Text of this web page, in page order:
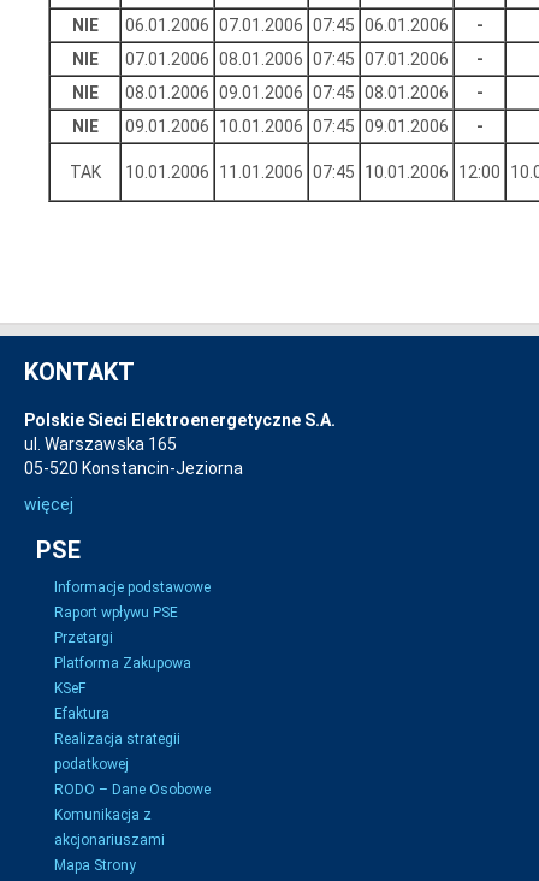
NIE
06.01.2006 07.01.2006 07:45 06.01.2006
-
NIE
07.01.2006 08.01.2006 07:45 07.01.2006
-
NIE
08.01.2006 09.01.2006 07:45 08.01.2006
-
NIE
09.01.2006 10.01.2006 07:45 09.01.2006 -
TAK 10.01.2006 11.01.2006 07:45 10.01.2006 12:00
KONTAKT
Polskie Sieci Elektroenergetyczne S.A.
ul. Warszawska 165
05-520 Konstancin-Jeziorna
więcej
PSE
Informacje podstawowe
Raport wpływu PSE
Przetargi
Platforma Zakupowa
KSeF
Efaktura
Realizacja strategii
podatkowej
RODO – Dane Osobowe
Komunikacja z
akcjonariuszami
Mapa Strony